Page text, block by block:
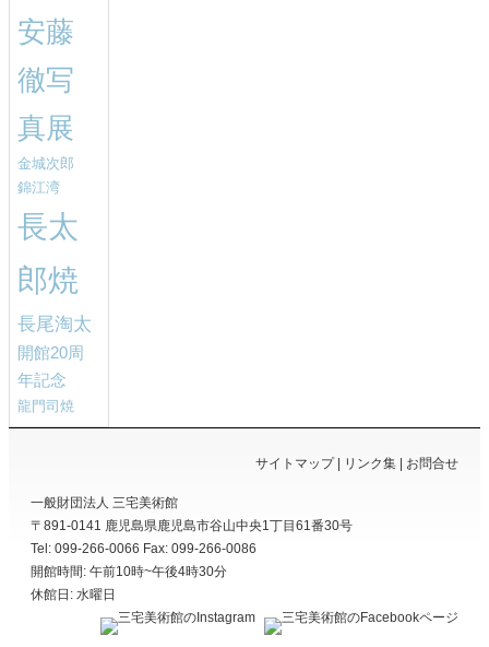
安藤
徹写
真展
金城次郎
錦江湾
長太
郎焼
長尾淘太
開館20周
年記念
龍門司焼
サイトマップ リンク集 お問合せ
一般財団法人 三宅美術館
〒891-0141 鹿児島県鹿児島市谷山中央1丁目61番30号
Tel: 099-266-0066 Fax: 099-266-0086
開館時間: 午前10時~午後4時30分
休館日: 水曜日